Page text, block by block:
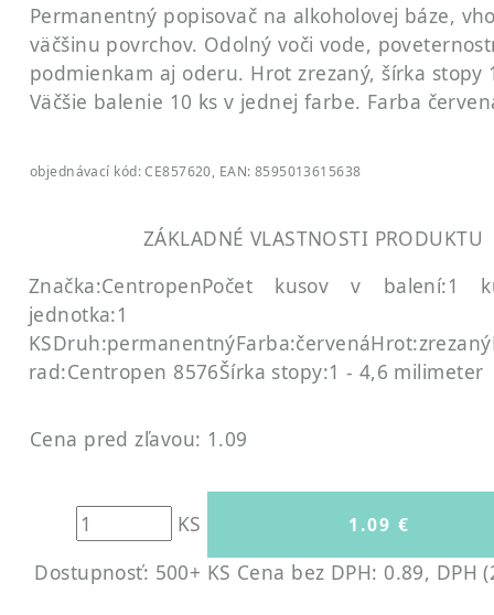
Permanentný popisovač na alkoholovej báze,
väčšinu povrchov. Odolný voči vode,
podmienkam aj oderu. Hrot zrezaný, šírka stopy
Väčšie balenie 10 ks v jednej farbe. Farba
objednávací kód: CE857620, EAN: 8595013615638
ZÁKLADNÉ VLASTNOSTI PRODUKTU
Značka:CentropenPočet kusov v balení:1
jednotka:1
KSDruh:permanentnýFarba:červenáHrot:zrezaný
rad:Centropen 8576Šírka stopy:1 - 4,6 milimeter
Cena pred zľavou: 1.09
KS
Dostupnosť: 500+ KS Cena bez DPH: 0.89, DPH